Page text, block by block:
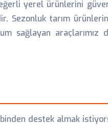
yerel ürünlerini
Sezonluk tarım
sağlayan
destek almak